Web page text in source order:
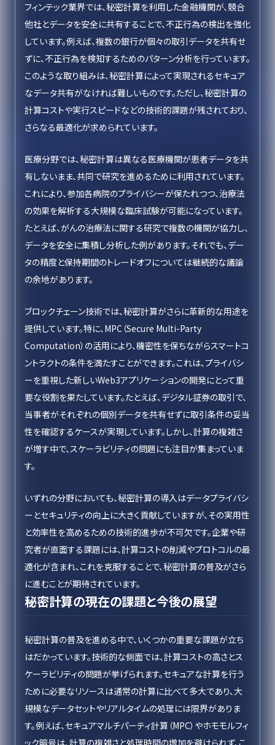
フィンテック業界では、秘密計算を利用した金融機関が、競合
他社とデータを安全に共有することで、不正行為の検出を強化
しています。例えば、複数の銀行が個々の取引データを共有せ
ずに、不正行為を検知するためのパターン分析を行っています。
このような取り組みは、秘密計算によって実現されるセキュア
なデータ共有がなければ難しいものです。ただし、秘密計算の
計算コストや実行スピードなどの技術的課題が残されており、
さらなる最適化が求められています。
医療分野では、秘密計算は異なる医療機関が患者データを共
有しないまま、共同で研究を進めるために利用されています。
これにより、参加各病院のプライバシーが保たれつつ、治療法
の効果を解析する大規模な臨床試験が可能になっています。
たとえば、がんの治療法に関する研究で複数の機関が協力し、
データを安全に集積し分析した例があります。それでも、デー
タの精度と保持期間のトレードオフについては継続的な議論
の余地があります。
ブロックチェーン技術では、秘密計算がさらに革新的な用途を
提供しています。特に、MPC（Secure Multi-Party
Computation）の活用により、機密性を保ちながらスマートコ
ントラクトの条件を満たすことができます。これは、プライバシ
ーを重視した新しいWeb3アプリケーションの開発にとって重
要な役割を果たしています。たとえば、デジタル証券の取引で、
当事者がそれぞれの個別データを共有せずに取引条件の妥当
性を確認するケースが実現しています。しかし、計算の複雑さ
が増す中で、スケーラビリティの問題にも注目が集まっていま
す。
いずれの分野においても、秘密計算の導入はデータプライバシ
ーとセキュリティの向上に大きく貢献していますが、その実用性
と効率性を高めるための技術的進歩が不可欠です。企業や研
究者が直面する課題には、計算コストの削減やプロトコルの最
適化が含まれ、これを克服することで、秘密計算の普及がさら
に進むことが期待されています。
秘密計算の現在の課題と今後の展望
秘密計算の普及を進める中で、いくつかの重要な課題が立ち
はだかっています。技術的な側面では、計算コストの高さとス
ケーラビリティの問題が挙げられます。セキュアな計算を行う
ために必要なリソースは通常の計算に比べて多大であり、大
規模なデータセットやリアルタイムの処理には限界がありま
す。例えば、セキュアマルチパーティ計算（MPC）やホモモルフィ
ック暗号は、計算の複雑さと処理時間の増加を避けられず、こ